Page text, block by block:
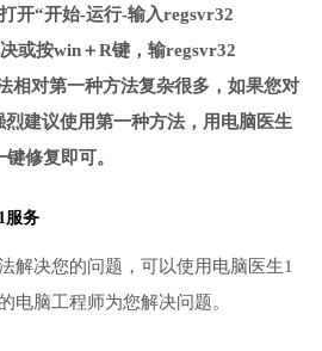
开“开始-运行-输入regsvr32
或按win＋R键，输regsvr32
相对第一种方法复杂很多，如果您对
建议使用第一种方法，用电脑医生
修复即可。
服务
解决您的问题，可以使用电脑医生1
电脑工程师为您解决问题。